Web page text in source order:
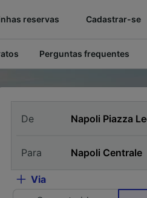
reservas Cadastrar-se
Perguntas frequentes
De
Para
Via